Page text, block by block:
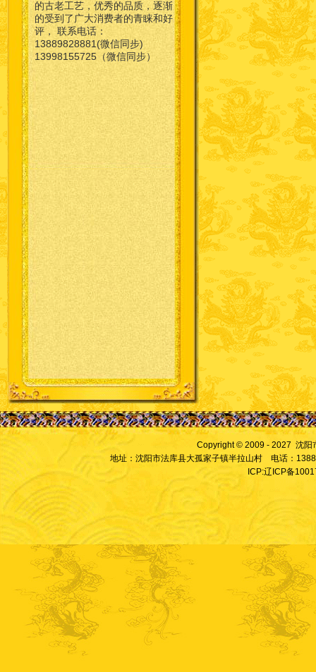
的古老工艺，优秀的品质，逐渐
的受到了广大消费者的青睐和好
评， 联系电话：
13889828881(微信同步)
13998155725（微信同步）
Copyright © 2009 - 2027 沈阳
地址：沈阳市法库县大孤家子镇半拉山村 电话：
ICP:辽ICP备